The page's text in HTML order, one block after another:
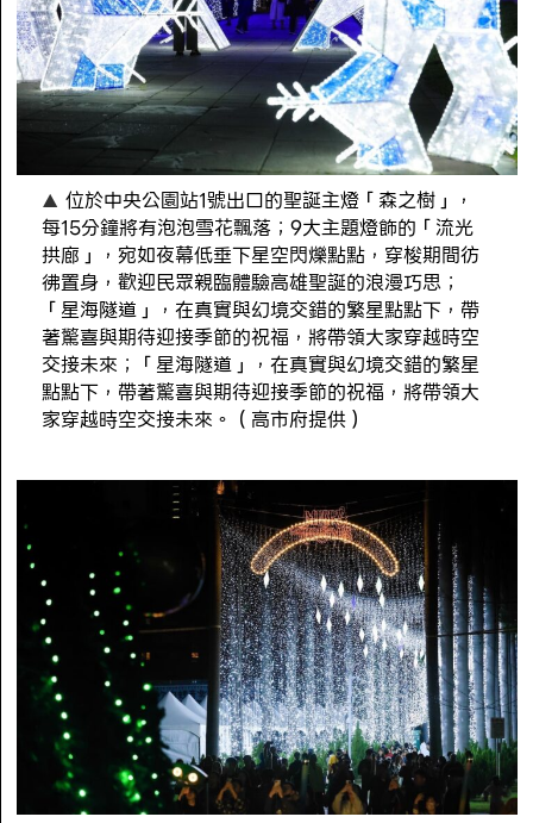
位於中央公園站1號出口的聖誕主燈「森之樹」，
每15分鐘將有泡泡雪花飄落；9大主題燈飾的「流光
拱廊」，宛如夜幕低垂下星空閃爍點點，穿梭期間彷
彿置身，歡迎民眾親臨體驗高雄聖誕的浪漫巧思；
「星海隧道」，在真實與幻境交錯的繁星點點下，帶
著驚喜與期待迎接季節的祝福，將帶領大家穿越時空
交接未來；「星海隧道」，在真實與幻境交錯的繁星
點點下，帶著驚喜與期待迎接季節的祝福，將帶領大
家穿越時空交接未來。（高市府提供）